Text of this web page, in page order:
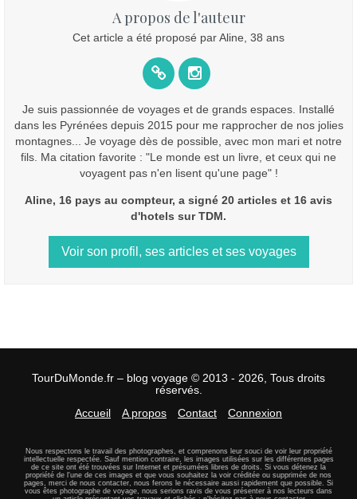
A propos de l'auteur
Cet article a été proposé par Aline, 38 ans
Je suis passionnée de voyages et de grands espaces. Installé
dans les Pyrénées depuis 2015 pour me rapprocher de nos jolies
montagnes... Je voyage dès de possible, avec mon mari et notre
fils. Ma citation favorite : "Le monde est un livre, et ceux qui ne
voyagent pas n'en lisent qu'une page" !
Aline, 16 pays au compteur, a signé 20 articles et 16 avis
d'hotels sur TDM.
Voir son profil, ses articles et ses voyages
TourDuMonde.fr – blog voyage © 2013 - 2026, Tous droits
réservés.
Accueil
A propos Contact Connexion
Nous respectons le travail des photographes, et comprenons leur souci de voir leur propriété
intellectuelle respectée. Sauf mention contraire, les images utilisées sur les différentes pages
de ce site ont été trouvées sur Internet et présumées libres de droits. Si vous détenez la
propriété de l'une de ces images et que vous souhaitez la voir créditée ou supprimée de nos
pages, merci de nous contacter, nous ferons le nécessaire aussi rapidement que possible. Si
vous êtes photographe de voyage, nous serions ravis de vous présenter à nos lecteurs dans